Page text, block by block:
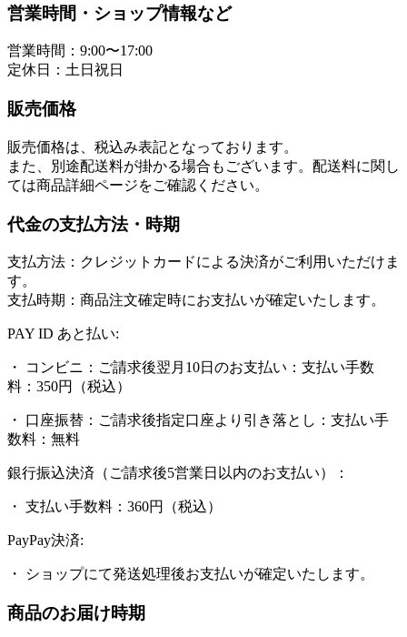
営業時間・ショップ情報など
営業時間：9:00〜17:00
定休日：土日祝日
販売価格
販売価格は、税込み表記となっております。
また、別途配送料が掛かる場合もございます。配送料に関し
ては商品詳細ページをご確認ください。
代金の支払方法・時期
支払方法：クレジットカードによる決済がご利用いただけま
す。
支払時期：商品注文確定時にお支払いが確定いたします。
PAY ID あと払い:
・ コンビニ：ご請求後翌月10日のお支払い：支払い手数
料：350円（税込）
・ 口座振替：ご請求後指定口座より引き落とし：支払い手
数料：無料
銀行振込決済（ご請求後5営業日以内のお支払い）：
・ 支払い手数料：360円（税込）
PayPay決済:
・ ショップにて発送処理後お支払いが確定いたします。
商品のお届け時期